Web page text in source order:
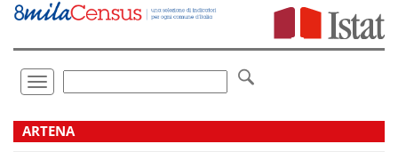
Vai
direttamente
Toggle
navigation
.
ARTENA